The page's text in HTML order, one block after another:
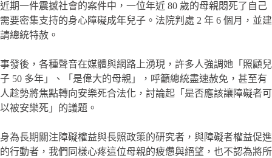
近期一件震撼社會的案件中，一位年近 80 歲的母親悶死了自己
需要密集支持的身心障礙成年兒子。法院判處 2 年 6 個月，並建
請總統特赦。
事發後，各種聲音在媒體與網路上湧現，許多人強調她「照顧兒
子 50 多年」、「是偉大的母親」，呼籲總統盡速赦免，甚至有
人趁勢將焦點轉向安樂死合法化，討論起「是否應該讓障礙者可
以被安樂死」的議題。
身為長期關注障礙權益與長照政策的研究者，與障礙者權益促進
的行動者，我們同樣心疼這位母親的疲憊與絕望，也不認為將所